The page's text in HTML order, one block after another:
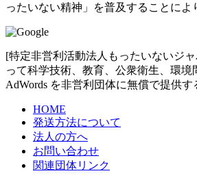
ったいない精神」を普及することに
[特定非営利活動法人もったいないジ
って科学技術、教育、公衆衛生、環境
AdWords を非営利団体に無償で提供す
HOME
発送方法について
法人の方へ
お問い合わせ
関連団体リンク